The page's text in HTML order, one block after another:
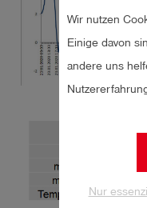
Wir nutzen
Einige davon
andere uns
Nur